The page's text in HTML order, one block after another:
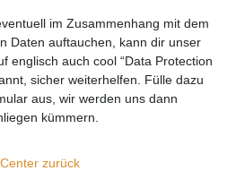
im Zusammenhang mit dem
Daten auftauchen, kann dir unser
englisch auch cool “Data Protection
sicher weiterhelfen. Fülle dazu
aus, wir werden uns dann
kümmern.
zurück